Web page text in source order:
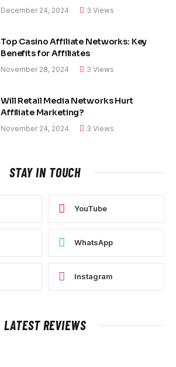
December 24, 2024 3 Views
Top Casino Affiliate Networks: Key
Benefits for Affiliates
November 28, 2024 3 Views
Will Retail Media Networks Hurt
Affiliate Marketing?
November 24, 2024 3 Views
STAY IN TOUCH
YouTube
WhatsApp
Instagram
LATEST REVIEWS